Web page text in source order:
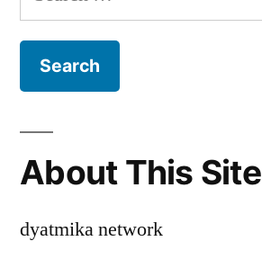
Terbaik
for:
About This Site
dyatmika network